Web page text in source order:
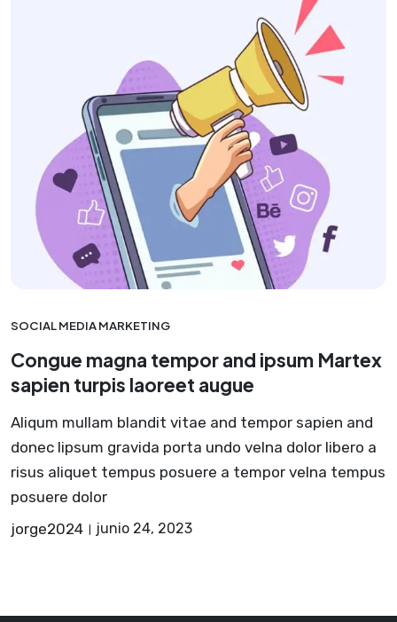
SOCIAL MEDIA MARKETING
Congue magna tempor and ipsum Martex
sapien turpis laoreet augue
Aliqum mullam blandit vitae and tempor sapien and
donec lipsum gravida porta undo velna dolor libero a
risus aliquet tempus posuere a tempor velna tempus
posuere dolor
jorge2024
junio 24, 2023